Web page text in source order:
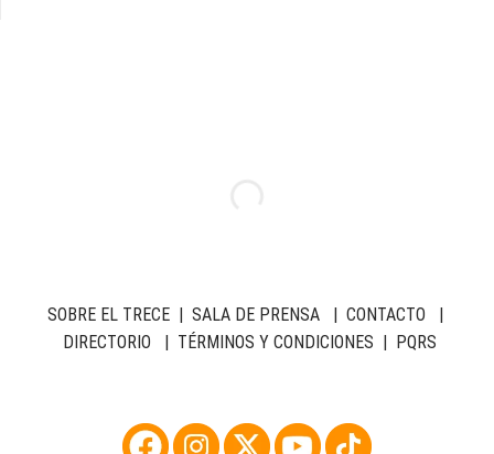
SOBRE EL TRECE| SALA DE PRENSA| CONTACTO
DIRECTORIO
TÉRMINOS Y CONDICIONES PQRS